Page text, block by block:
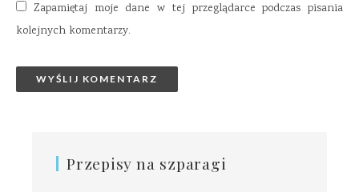
Zapamiętaj moje dane w tej przeglądarce podczas pisania
kolejnych komentarzy.
Przepisy na szparagi